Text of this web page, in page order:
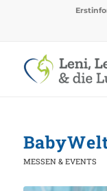
MESSEN & EVENTS